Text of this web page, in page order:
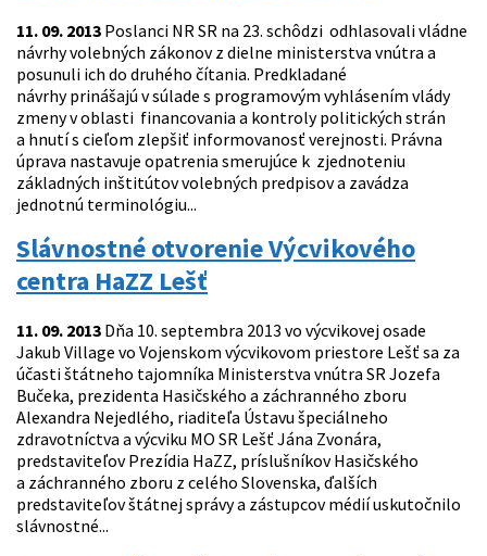
11. 09. 2013 Poslanci NR SR na 23. schôdzi odhlasovali vládne
návrhy volebných zákonov z dielne ministerstva vnútra a
posunuli ich do druhého čítania. Predkladané
návrhy prinášajú v súlade s programovým vyhlásením vlády
zmeny v oblasti financovania a kontroly politických strán
a hnutí s cieľom zlepšiť informovanosť verejnosti. Právna
úprava nastavuje opatrenia smerujúce k zjednoteniu
základných inštitútov volebných predpisov a zavádza
jednotnú terminológiu...
Slávnostné otvorenie Výcvikového
centra HaZZ Lešť
11. 09. 2013 Dňa 10. septembra 2013 vo výcvikovej osade
Jakub Village vo Vojenskom výcvikovom priestore Lešť sa za
účasti štátneho tajomníka Ministerstva vnútra SR Jozefa
Bučeka, prezidenta Hasičského a záchranného zboru
Alexandra Nejedlého, riaditeľa Ústavu špeciálneho
zdravotníctva a výcviku MO SR Lešť Jána Zvonára,
predstaviteľov Prezídia HaZZ, príslušníkov Hasičského
a záchranného zboru z celého Slovenska, ďalších
predstaviteľov štátnej správy a zástupcov médií uskutočnilo
slávnostné...